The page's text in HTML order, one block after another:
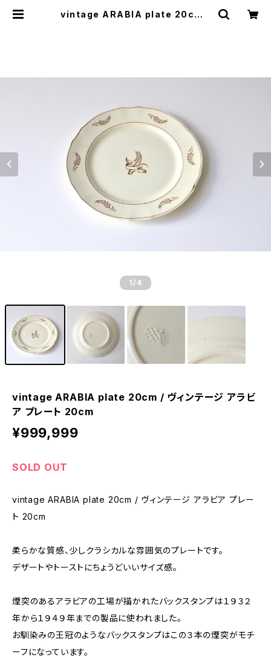
vintage ARABIA plate 20cm /
1 /4
vintage ARABIA plate 20cm / ヴィンテージ アラビ
ア プレート 20cm
¥999,999
SOLD OUT
vintage ARABIA plate 20cm / ヴィンテージ アラビア プレー
ト 20cm
柔らかな質感、少しクラシカルな雰囲気のプレートです。
デザートやトーストにちょうどいいサイズ感。
煙突のあるアラビアの工場が描かれたバックスタンプは１９３２
年から１９４９年までの製品に使われました。
お馴染みの王冠のようなバックスタンプはこの３本の煙突がモチ
ーフになっています。